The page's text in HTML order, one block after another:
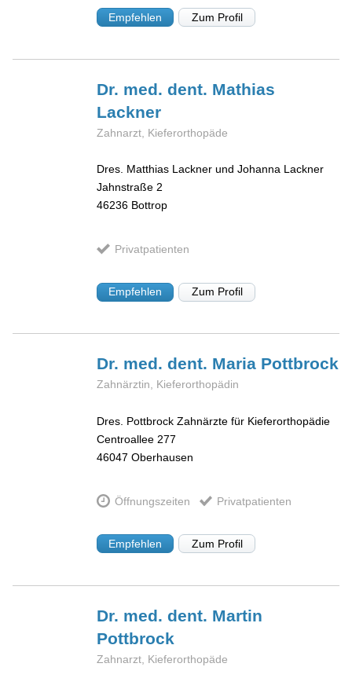
Empfehlen Zum Profil
Dr. med. dent. Mathias
Lackner
Zahnarzt, Kieferorthopäde
Dres. Matthias Lackner und Johanna Lackner
Jahnstraße 2
46236 Bottrop
Privatpatienten
Empfehlen Zum Profil
Dr. med. dent. Maria Pottbrock
Zahnärztin, Kieferorthopädin
Dres. Pottbrock Zahnärzte für Kieferorthopädie
Centroallee 277
46047 Oberhausen
Öffnungszeiten Privatpatienten
Empfehlen Zum Profil
Dr. med. dent. Martin
Pottbrock
Zahnarzt, Kieferorthopäde